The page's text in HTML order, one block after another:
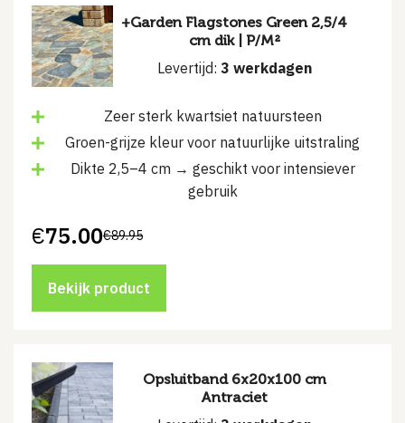
+Garden Flagstones Green 2,5/4
cm dik | P/M²
Levertijd: 3 werkdagen
Zeer sterk kwartsiet natuursteen
Groen-grijze kleur voor natuurlijke uitstraling
Dikte 2,5–4 cm → geschikt voor intensiever
gebruik
€89.95
Oorspronkelijke
was:
€89.95.
€75.00
Huidige
is:
€75.00.
Bekijk product
Opsluitband 6x20x100 cm
Antraciet